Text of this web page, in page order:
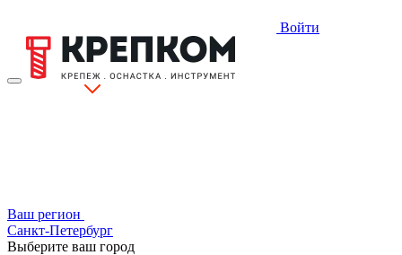
Войти
Ваш регион
Санкт-Петербург
Выберите ваш город